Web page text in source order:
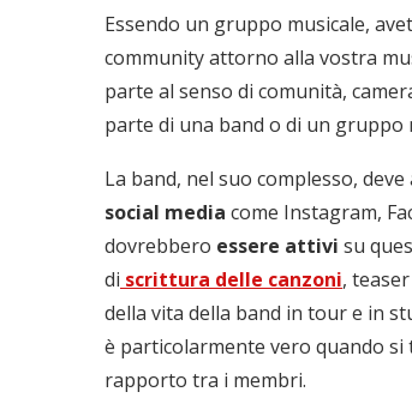
Essendo un gruppo musicale,
community attorno alla vostra
parte al senso di comunità,
parte di una band o di un gruppo
La band, nel suo complesso,
social media come Instagram,
dovrebbero essere attivi su
di scrittura delle canzoni,
della vita della band in tour e in
è particolarmente vero quando
rapporto tra i membri.